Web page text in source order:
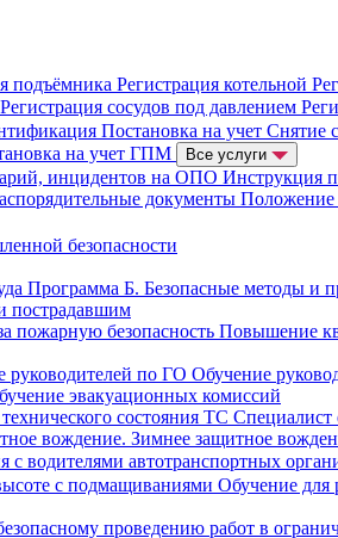
подъёмника Регистрация котельной
Регистрация сосудов под давлением
Постановка на учет Снятие
на учет ГПМ Все услуги
инцидентов на ОПО Инструкция
документы Положение
безопасности
Программа Б. Безопасные методы и
пострадавшим
пожарную безопасность Повышение
руководителей по ГО Обучение
эвакуационных комиссий
состояния ТС Специалист
вождение. Зимнее защитное
с водителями автотранспортных
с подмащиваниями Обучение для
проведению работ в